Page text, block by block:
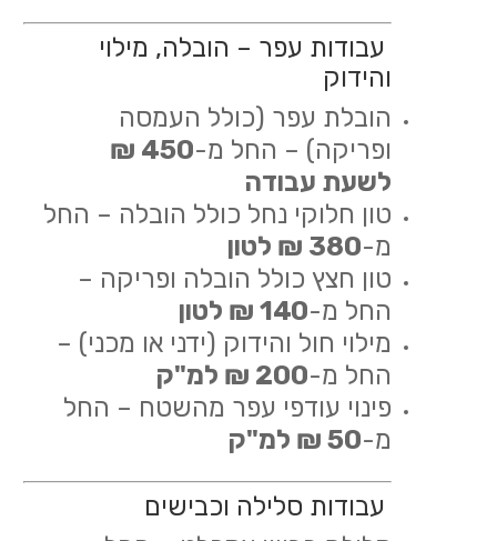
עבודות עפר – הובלה, מילוי
והידוק
הובלת עפר (כולל העמסה
ופריקה) – החל מ-
450 ₪
לשעת עבודה
טון חלוקי נחל כולל הובלה – החל
מ-380 ₪ לטון
טון חצץ כולל הובלה ופריקה –
החל מ-140 ₪ לטון
מילוי חול והידוק (ידני או מכני) –
החל מ-200 ₪ למ"ק
פינוי עודפי עפר מהשטח – החל
מ-50 ₪ למ"ק
עבודות סלילה וכבישים